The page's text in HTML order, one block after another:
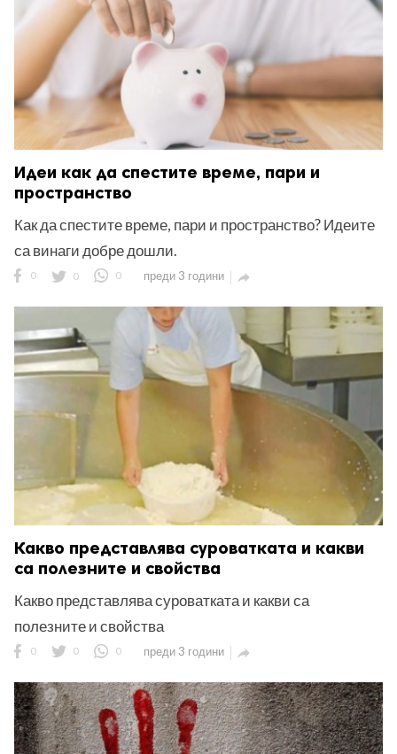
Идеи как да спестите време, пари и
пространство
Как да спестите време, пари и пространство? Идеите
са винаги добре дошли.
0 0 0 преди 3 години 
Какво представлява суроватката и какви
са полезните и свойства
Какво представлява суроватката и какви са
полезните и свойства
0 0 0 преди 3 години 